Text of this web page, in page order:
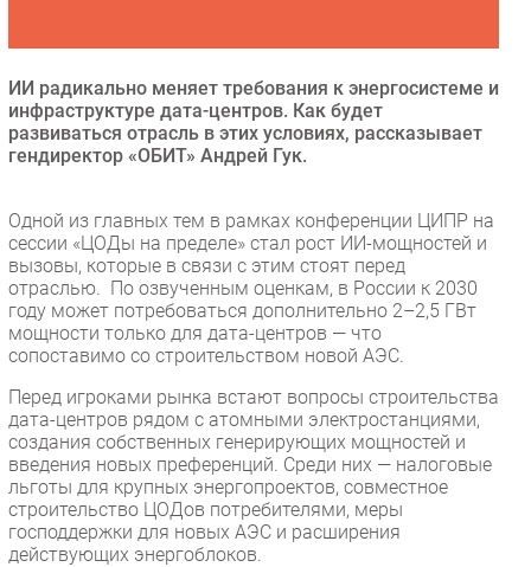
Инновации
CIO/Управление ИТ
Гаджеты
РАЗДЕЛЫ
Новости
Аналитика
Мероприятия
Проекты
IT класс
Тестовый стенд
Каталог компаний
ИИ радикально меняет требования к энергосистеме и
инфраструктуре дата-центров. Как будет
развиваться отрасль в этих условиях, рассказывает
гендиректор «ОБИТ» Андрей Гук.
Одной из главных тем в рамках конференции ЦИПР на
сессии «ЦОДы на пределе» стал рост ИИ-мощностей и
вызовы, которые в связи с этим стоят перед
отраслью. По озвученным оценкам, в России к 2030
году может потребоваться дополнительно 2–2,5 ГВт
мощности только для дата-центров — что
сопоставимо со строительством новой АЭС.
Перед игроками рынка встают вопросы строительства
дата-центров рядом с атомными электростанциями,
создания собственных генерирующих мощностей и
введения новых преференций. Среди них — налоговые
льготы для крупных энергопроектов, совместное
строительство ЦОДов потребителями, меры
господдержки для новых АЭС и расширения
действующих энергоблоков.